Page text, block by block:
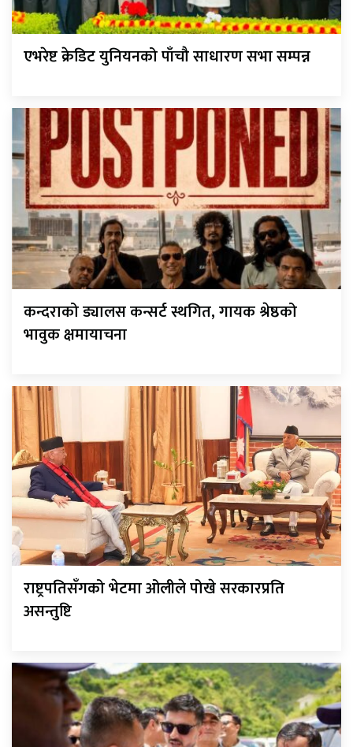
एभरेष्ट क्रेडिट युनियनको पाँचौ साधारण सभा सम्पन्न
कन्दराको ड्यालस कन्सर्ट स्थगित, गायक श्रेष्ठको
भावुक क्षमायाचना
राष्ट्रपतिसँगको भेटमा ओलीले पोखे सरकारप्रति
असन्तुष्टि